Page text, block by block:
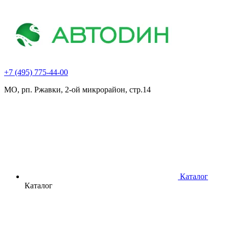
+7 (495) 775-44-00
МО, рп. Ржавки, 2-ой микрорайон, стр.14
Каталог
Каталог